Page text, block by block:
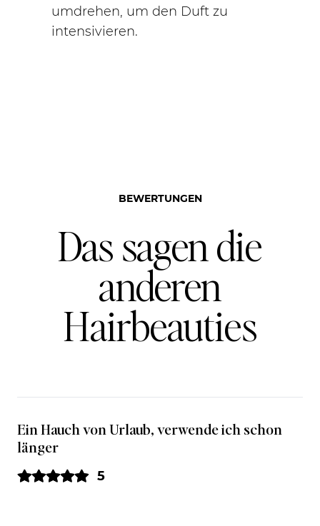
umdrehen, um den Duft zu
intensivieren.
BEWERTUNGEN
Das sagen die
anderen
Hairbeauties
Ein Hauch von Urlaub, verwende ich schon
länger
5